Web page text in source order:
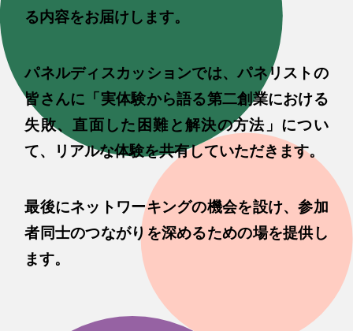
る内容をお届けします。
パネルディスカッションでは、パネリストの
皆さんに「実体験から語る第二創業における
失敗、直面した困難と解決の方法」につい
て、リアルな体験を共有していただきます。
最後にネットワーキングの機会を設け、参加
者同士のつながりを深めるための場を提供し
ます。